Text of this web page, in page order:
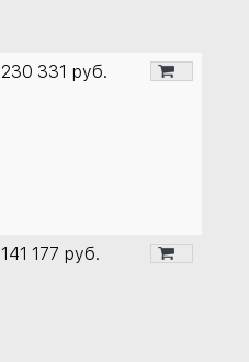
230 331 руб.
141 177 руб.